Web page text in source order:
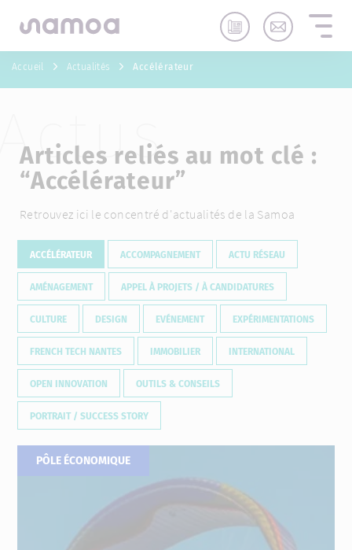
Accueil Actualités Accélérateur
Articles reliés au mot clé :
“Accélérateur”
Retrouvez ici le concentré d'actualités de la Samoa
ACCÉLÉRATEUR ACCOMPAGNEMENT ACTU RÉSEAU
AMÉNAGEMENT APPEL À PROJETS / À CANDIDATURES
CULTURE DESIGN EVÉNEMENT EXPÉRIMENTATIONS
FRENCH TECH NANTES IMMOBILIER INTERNATIONAL
OPEN INNOVATION OUTILS & CONSEILS
PORTRAIT / SUCCESS STORY
PÔLE ÉCONOMIQUE